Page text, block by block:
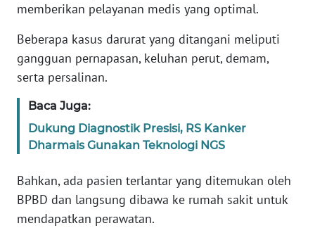
memberikan pelayanan medis yang optimal.
Beberapa kasus darurat yang ditangani meliputi
gangguan pernapasan, keluhan perut, demam,
serta persalinan.
Baca Juga:
Dukung Diagnostik Presisi, RS Kanker
Dharmais Gunakan Teknologi NGS
Bahkan, ada pasien terlantar yang ditemukan oleh
BPBD dan langsung dibawa ke rumah sakit untuk
mendapatkan perawatan.
KARIR
DISCLAIMER
Wahana
News
Regional
WN
WN
JAKARTA